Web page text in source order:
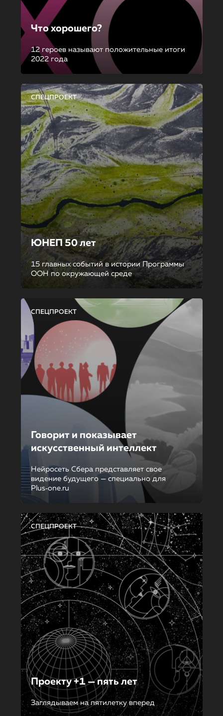
Что хорошего?
12 героев называют положительные итоги
2022 года
СПЕЦПРОЕКТ
ЮНЕП 50 лет
15 главных событий в истории Программы
ООН по окружающей среде
СПЕЦПРОЕКТ
Говорит и показывает
искусственный интеллект
Нейросеть Сбера представляет свое
видение будущего — специально для
Plus‑one.ru
СПЕЦПРОЕКТ
Проекту +1 — пять лет
Заглядываем на пятилетку вперед